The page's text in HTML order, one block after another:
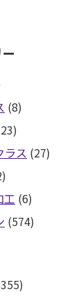
(8)
ラス (27)
工 (6)
(574)